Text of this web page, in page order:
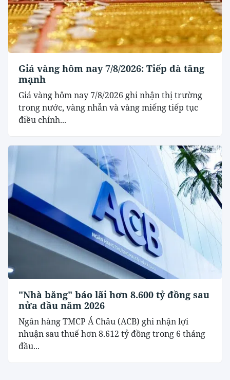
Giá vàng hôm nay 7/8/2026: Tiếp đà tăng
mạnh
Giá vàng hôm nay 7/8/2026 ghi nhận thị trường
trong nước, vàng nhẫn và vàng miếng tiếp tục
điều chỉnh...
"Nhà băng" báo lãi hơn 8.600 tỷ đồng sau
nửa đầu năm 2026
Ngân hàng TMCP Á Châu (ACB) ghi nhận lợi
nhuận sau thuế hơn 8.612 tỷ đồng trong 6 tháng
đầu...